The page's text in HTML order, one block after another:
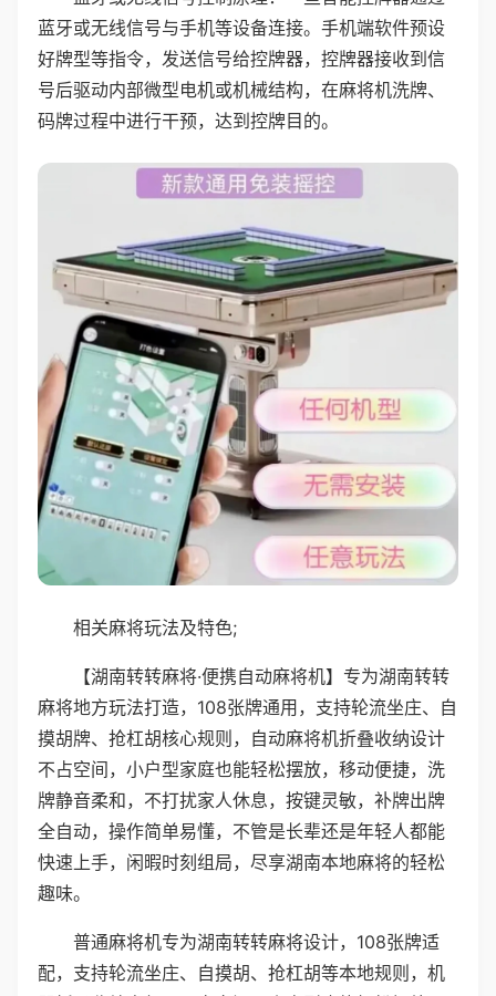
蓝牙或无线信号与手机等设备连接。手机端软件预设
好牌型等指令，发送信号给控牌器，控牌器接收到信
号后驱动内部微型电机或机械结构，在麻将机洗牌、
码牌过程中进行干预，达到控牌目的。
相关麻将玩法及特色;
【湖南转转麻将·便携自动麻将机】专为湖南转转
麻将地方玩法打造，108张牌通用，支持轮流坐庄、自
摸胡牌、抢杠胡核心规则，自动麻将机折叠收纳设计
不占空间，小户型家庭也能轻松摆放，移动便捷，洗
牌静音柔和，不打扰家人休息，按键灵敏，补牌出牌
全自动，操作简单易懂，不管是长辈还是年轻人都能
快速上手，闲暇时刻组局，尽享湖南本地麻将的轻松
趣味。
普通麻将机专为湖南转转麻将设计，108张牌适
配，支持轮流坐庄、自摸胡、抢杠胡等本地规则，机